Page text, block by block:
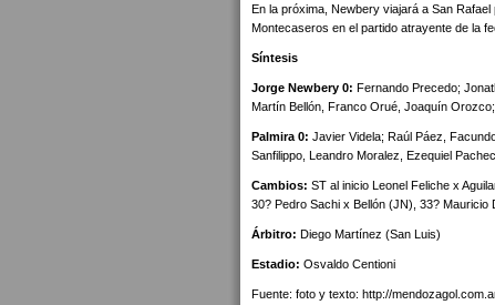
En la próxima, Newbery viajará a San
Montecaseros en el partido atrayente de la
Síntesis
Jorge Newbery 0: Fernando Precedo;
Martín Bellón, Franco Orué, Joaquín
Palmira 0: Javier Videla; Raúl Páez,
Sanfilippo, Leandro Moralez, Ezequiel
Cambios: ST al inicio Leonel Feliche x
30? Pedro Sachi x Bellón (JN), 33?
Árbitro: Diego Martínez (San Luis)
Estadio: Osvaldo Centioni
Fuente: foto y texto: http://